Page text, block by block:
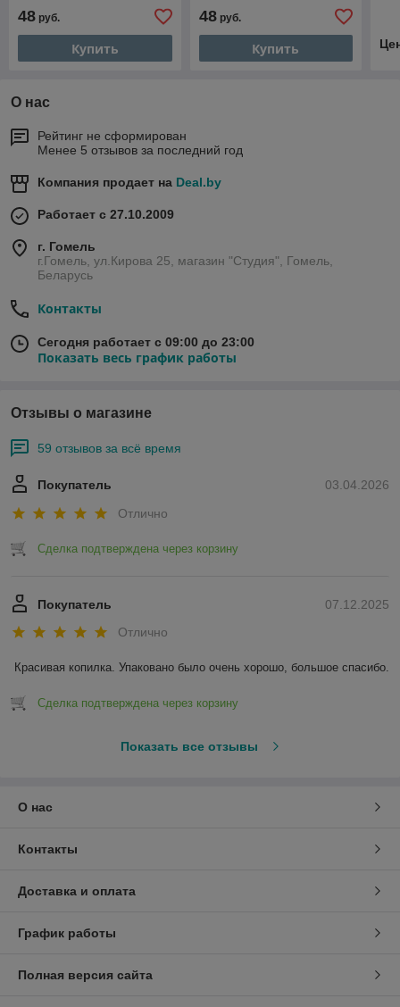
48 руб.
Купить
48руб.
Купить
О нас
Рейтинг не сформирован
Менее 5 отзывов за последний год
Компания продает на Deal.by
Работает с 27.10.2009
г. Гомель
г.Гомель, ул.Кирова 25, магазин "Студия", Гомель,
Беларусь
Контакты
Сегодня работает с 09:00 до 23:00
Показать весь график работы
Отзывы о магазине
59 отзывов за всё время
03.04.2026
Покупатель
Отлично
Сделка подтверждена через корзину
07.12.2025
Покупатель
Отлично
Красивая копилка. Упаковано было очень хорошо, большое спасибо.
Сделка подтверждена через корзину
Показать все отзывы
О нас
Контакты
Доставка и оплата
График работы
Полная версия сайта